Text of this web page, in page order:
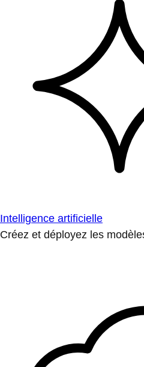
Intelligence artificielle
Créez et déployez les